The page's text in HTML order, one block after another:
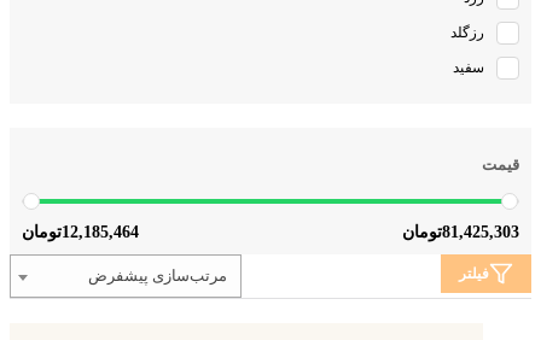
رزگلد
سفید
قیمت
12,185,464تومان 81,425,303تومان
مرتب‌سازی پیشفرض فیلتر